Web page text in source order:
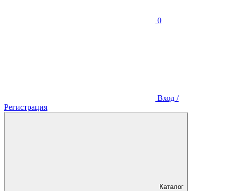
0
Вход /
Регистрация
Каталог